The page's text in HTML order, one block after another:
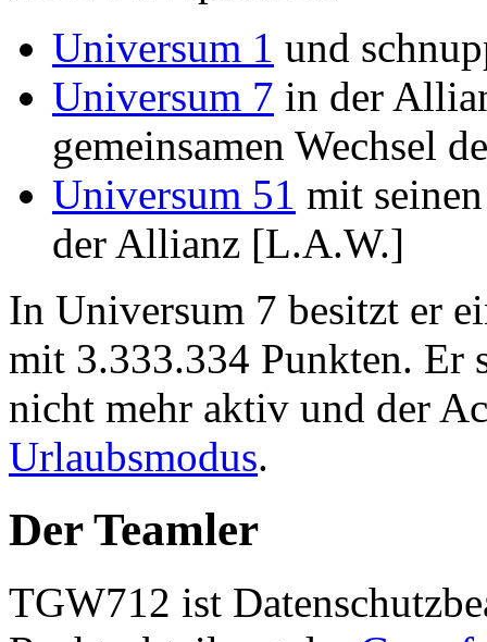
Universum 1 und
Universum 7 in der
gemeinsamen Wechsel
Universum 51 mit
der Allianz [L.A.W.]
In Universum 7 besitzt er
mit 3.333.334 Punkten. Er
nicht mehr aktiv und der
Urlaubsmodus.
Der Teamler
TGW712 ist